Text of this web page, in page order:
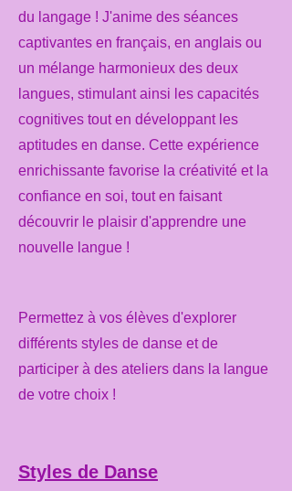
du langage ! J'anime des séances
captivantes en français, en anglais ou
un mélange harmonieux des deux
langues, stimulant ainsi les capacités
cognitives tout en développant les
aptitudes en danse. Cette expérience
enrichissante favorise la créativité et la
confiance en soi, tout en faisant
découvrir le plaisir d'apprendre une
nouvelle langue !
Permettez à vos élèves d'explorer
différents styles de danse et de
participer à des ateliers dans la langue
de votre choix !
Styles de Danse